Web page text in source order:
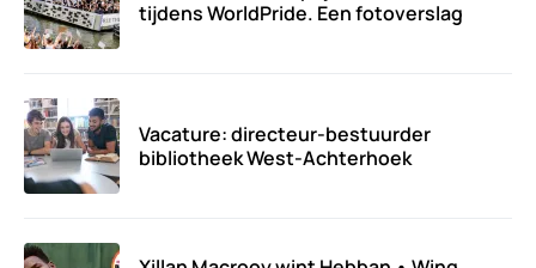
tijdens WorldPride. Een fotoverslag
Vacature: directeur-bestuurder
bibliotheek West-Achterhoek